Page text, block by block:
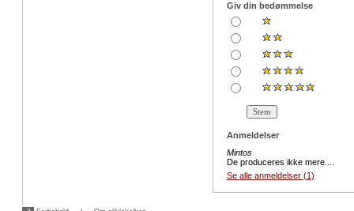
Giv din bedømmelse
Anmeldelser
Mintos
De produceres ikke mere....
Se alle anmeldelser (1)